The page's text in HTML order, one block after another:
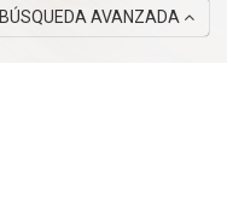
BÚSQUEDA AVANZADA